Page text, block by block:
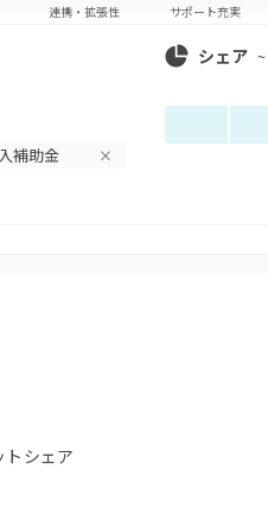
サポート充実
連携・拡張性
補助金 ×
シェア ~
トシェア